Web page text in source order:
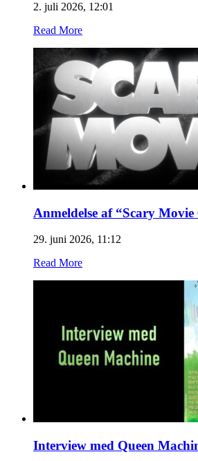
2. juli 2026, 12:01
Read More
Anmeldelse af “Scary Movie
29. juni 2026, 11:12
Read More
Interview med Queen